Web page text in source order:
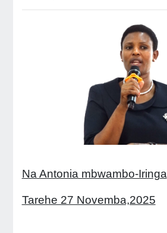
Na Antonia mbwambo-Iringa
Tarehe 27 Novemba,2025